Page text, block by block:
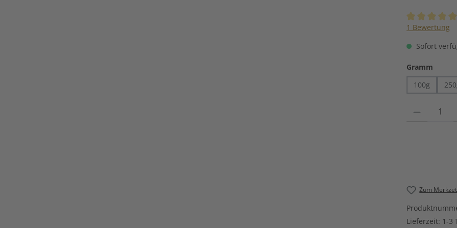
1 Bewertung
Sofort
Gramm
100g
Produkt
Zum
Lieferzeit: 1-3